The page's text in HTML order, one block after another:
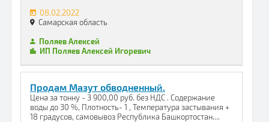
08.02.2022
Самарская область
Поляев Алексей
ИП Поляев Алексей Игоревич
Продам Мазут обводненный.
Цена за тонну - 3 900,00 руб. без НДС . Содержание
воды до 30 %, Плотность- 1 , Температура застывания +
18 градусов, самовывоз Республика Башкортостан....